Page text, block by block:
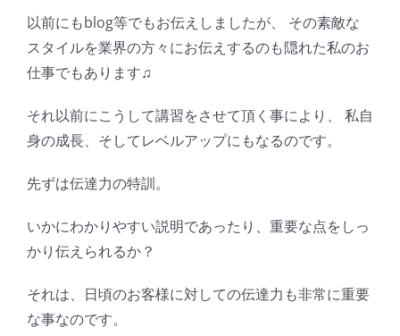
以前にもblog等でもお伝えしましたが、 その素敵な
スタイルを業界の方々にお伝えするのも隠れた私のお
仕事でもあります♫
それ以前にこうして講習をさせて頂く事により、 私自
身の成長、そしてレベルアップにもなるのです。
先ずは伝達力の特訓。
いかにわかりやすい説明であったり、重要な点をしっ
かり伝えられるか？
それは、日頃のお客様に対しての伝達力も非常に重要
な事なのです。